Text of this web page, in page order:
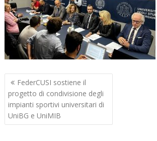
Navigazione
articoli
FederCUSI sostiene il
progetto di condivisione degli
impianti sportivi universitari di
UniBG e UniMIB